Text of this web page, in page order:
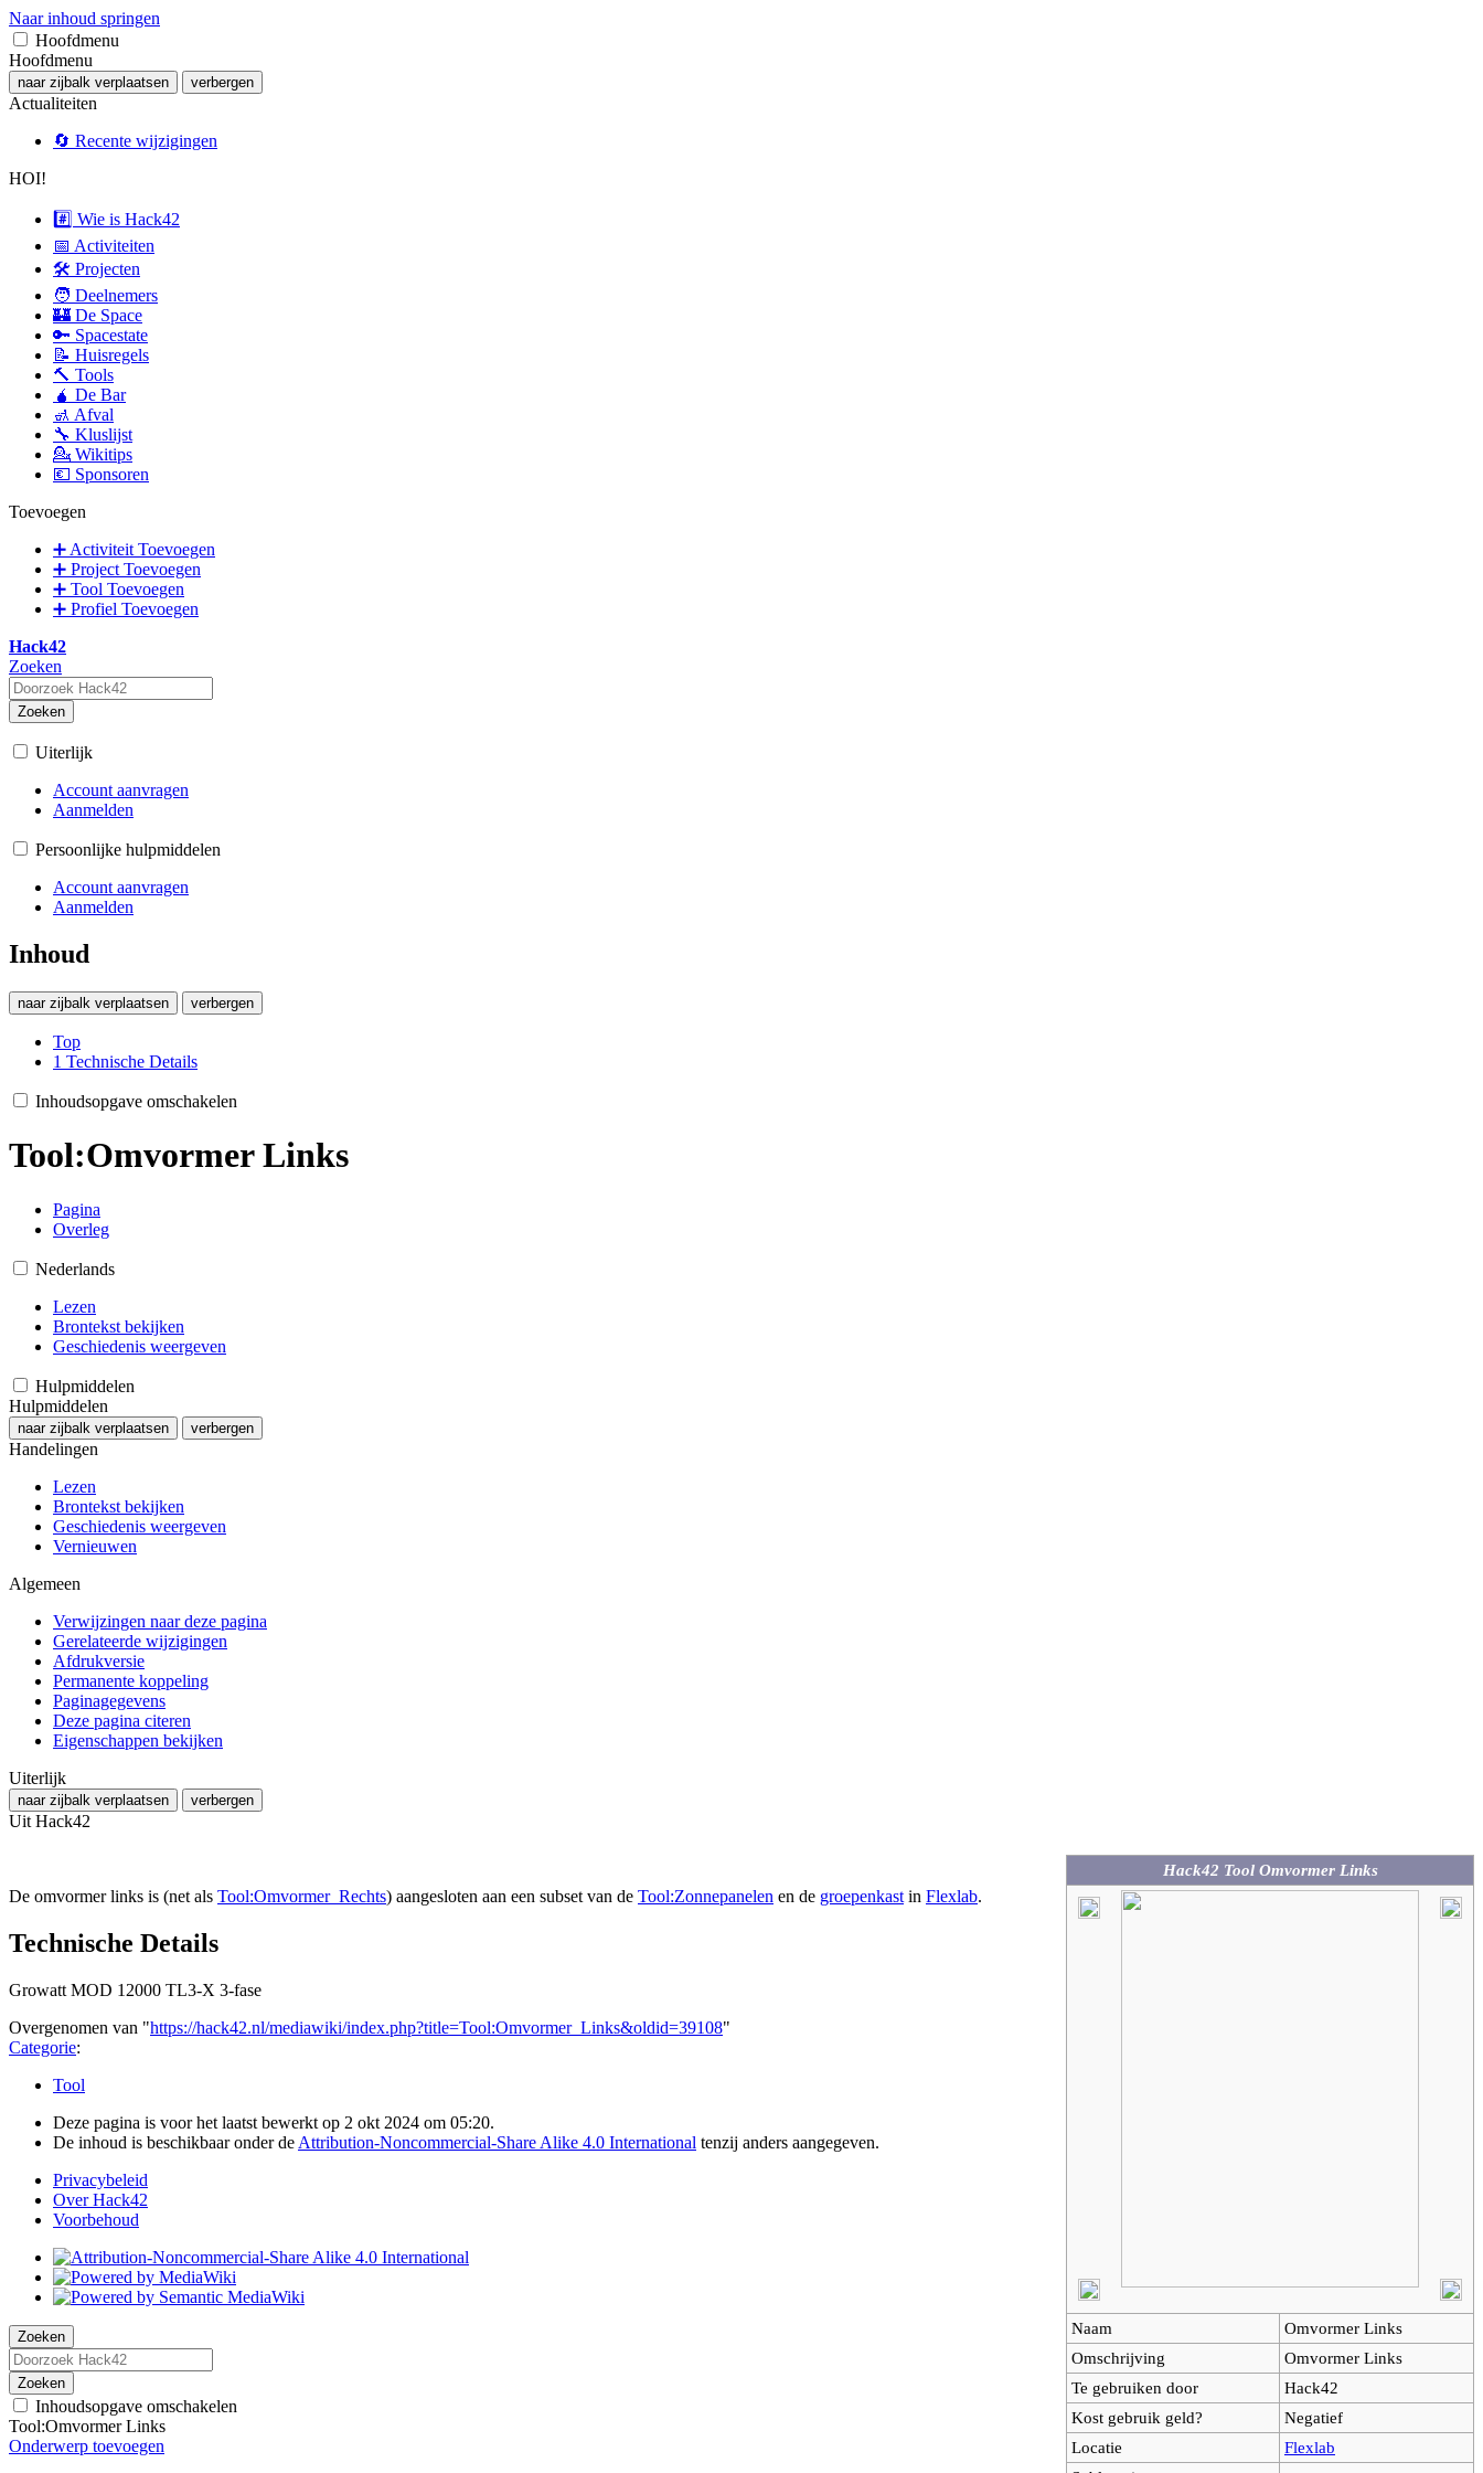
Naar inhoud springen
Hoofdmenu
Hoofdmenu
naar zijbalk verplaatsen verbergen
Actualiteiten
🔄 Recente wijzigingen
HOI!
#️⃣ Wie is Hack42
📅 Activiteiten
🛠 Projecten
🧑 Deelnemers
🏰 De Space
🔑 Spacestate
📝 Huisregels
🔨 Tools
🧉 De Bar
🚮 Afval
🔧 Kluslijst
💁 Wikitips
💶 Sponsoren
Toevoegen
➕ Activiteit Toevoegen
➕ Project Toevoegen
➕ Tool Toevoegen
➕ Profiel Toevoegen
Hack42
Zoeken
Zoeken
Uiterlijk
Account aanvragen
Aanmelden
Persoonlijke hulpmiddelen
Account aanvragen
Aanmelden
Inhoud
naar zijbalk verplaatsen verbergen
Top
1 Technische Details
Inhoudsopgave omschakelen
Tool:Omvormer Links
Pagina
Overleg
Nederlands
Lezen
Brontekst bekijken
Geschiedenis weergeven
Hulpmiddelen
Hulpmiddelen
naar zijbalk verplaatsen verbergen
Handelingen
Lezen
Brontekst bekijken
Geschiedenis weergeven
Vernieuwen
Algemeen
Verwijzingen naar deze pagina
Gerelateerde wijzigingen
Afdrukversie
Permanente koppeling
Paginagegevens
Deze pagina citeren
Eigenschappen bekijken
Uiterlijk
naar zijbalk verplaatsen verbergen
Uit Hack42
Hack42 Tool Omvormer Links
Naam
Omvormer Links
Omschrijving
Omvormer Links
Te gebruiken door
Hack42
Kost gebruik geld?
Negatief
Locatie
Flexlab
De omvormer links is (net als Tool:Omvormer_Rechts) aangesloten aan een subset van de Tool:Zonnepanelen en de groepenkast in Flexlab.
Technische Details
Growatt MOD 12000 TL3-X 3-fase
Overgenomen van "https://hack42.nl/mediawiki/index.php?title=Tool:Omvormer_Links&oldid=39108"
Categorie:
Tool
Deze pagina is voor het laatst bewerkt op 2 okt 2024 om 05:20.
De inhoud is beschikbaar onder de Attribution-Noncommercial-Share Alike 4.0 International tenzij anders aangegeven.
Privacybeleid
Over Hack42
Voorbehoud
Zoeken
Zoeken
Inhoudsopgave omschakelen
Tool:Omvormer Links
Onderwerp toevoegen